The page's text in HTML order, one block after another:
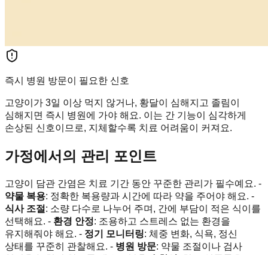
즉시 병원 방문이 필요한 신호
고양이가 3일 이상 먹지 않거나, 황달이 심해지고 졸림이
심해지면 즉시 병원에 가야 해요. 이는 간 기능이 심각하게
손상된 신호이므로, 지체할수록 치료 어려움이 커져요.
가정에서의 관리 포인트
고양이 담관 간염은 치료 기간 동안 꾸준한 관리가 필수예요. -
약물 복용: 정확한 복용량과 시간에 따라 약을 주어야 해요. -
식사 조절 : 소량 다수로 나누어 주며, 간에 부담이 적은 식이를
선택해요. - 환경 안정: 조용하고 스트레스 없는 환경을
유지해줘야 해요. - 정기 모니터링: 체중 변화, 식욕, 정신
상태를 꾸준히 관찰해요. - 병원 방문: 약물 조절이나 검사